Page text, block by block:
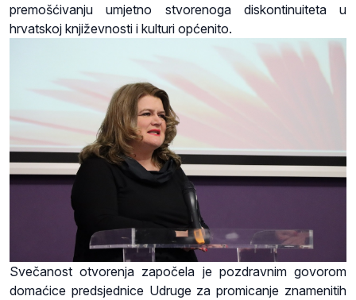
premošćivanju umjetno stvorenoga diskontinuiteta u
hrvatskoj književnosti i kulturi općenito.
Svečanost otvorenja započela je pozdravnim govorom
domaćice predsjednice Udruge za promicanje znamenitih